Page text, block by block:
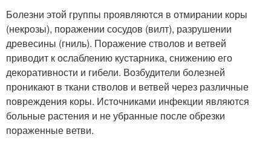
Болезни этой группы проявляются в отмирании коры
(некрозы), поражении сосудов (вилт), разрушении
древесины (гниль). Поражение стволов и ветвей
приводит к ослаблению кустарника, снижению его
декоративности и гибели. Возбудители болезней
проникают в ткани стволов и ветвей через различные
повреждения коры. Источниками инфекции являются
больные растения и не убранные после обрезки
пораженные ветви.